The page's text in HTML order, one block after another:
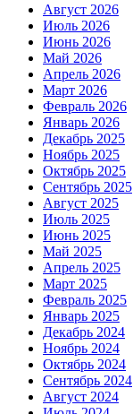
Август 2026
Июль 2026
Июнь 2026
Май 2026
Апрель 2026
Март 2026
Февраль 2026
Январь 2026
Декабрь 2025
Ноябрь 2025
Октябрь 2025
Сентябрь 2025
Август 2025
Июль 2025
Июнь 2025
Май 2025
Апрель 2025
Март 2025
Февраль 2025
Январь 2025
Декабрь 2024
Ноябрь 2024
Октябрь 2024
Сентябрь 2024
Август 2024